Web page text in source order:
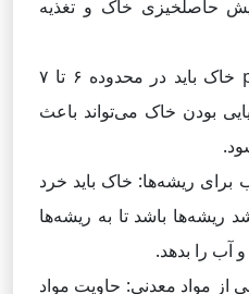
حاصلخیزی خاک و تغذیه
خاک با pH متعادل: pH خاک باید در محدوده ۶ تا ۷
بودن خاک می‌تواند باعث
ریشه‌ها: خاک باید خرد
باشد تا به ریشه‌ها
آب را بدهد.
از مواد معدنی: حاویت مواد